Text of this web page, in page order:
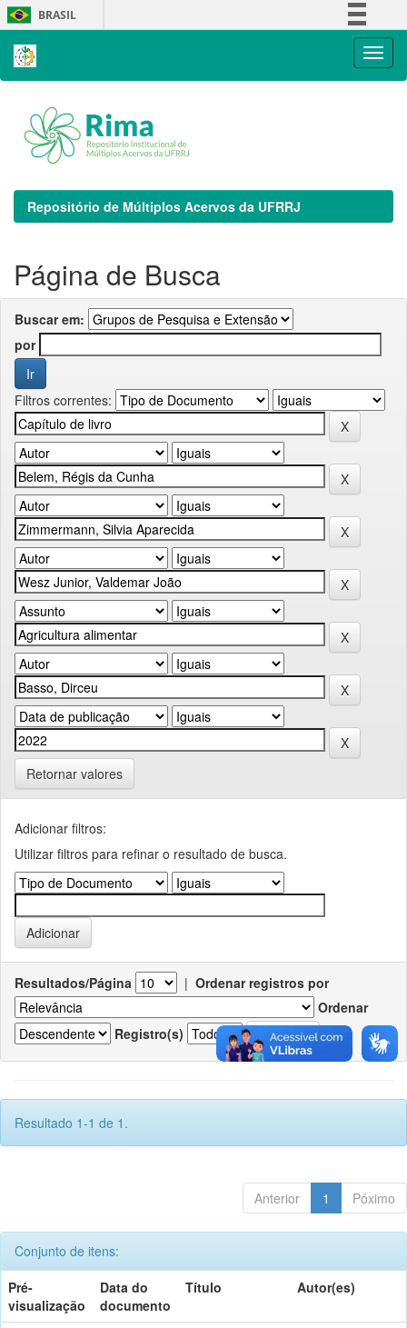
Skip
navigation
BRASIL
Repositório de Múltiplos Acervos da UFRRJ
Página de Busca
Buscar em:
por
Filtros correntes:
Retornar valores
Adicionar filtros:
Utilizar filtros para refinar o resultado de busca.
Resultados/Página | Ordenar registros por
Ordenar
Registro(s)
Resultado 1-1 de 1.
Anterior 1 Póximo
Conjunto de itens:
Pré-
visualização
Data do
documento
Título Autor(es)